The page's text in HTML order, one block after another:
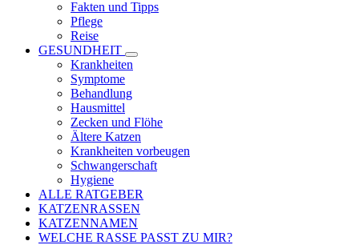
Fakten und Tipps
Pflege
Reise
GESUNDHEIT
Krankheiten
Symptome
Behandlung
Hausmittel
Zecken und Flöhe
Ältere Katzen
Krankheiten vorbeugen
Schwangerschaft
Hygiene
ALLE RATGEBER
KATZENRASSEN
KATZENNAMEN
WELCHE RASSE PASST ZU MIR?